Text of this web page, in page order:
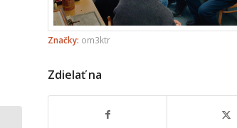
Značky: om3ktr
Zdielať na